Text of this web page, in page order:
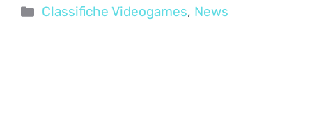
Categorie
Classifiche Videogames, News